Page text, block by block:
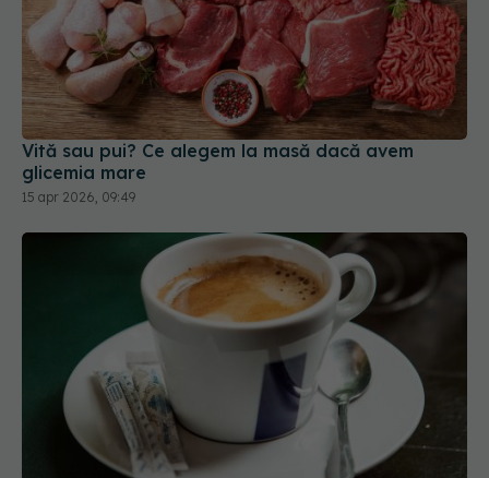
Vită sau pui? Ce alegem la masă dacă avem
glicemia mare
15 apr 2026, 09:49
Otrava din cafea care ne îmbolnăvește. Ce
greșeală facem când ne bem cafeaua